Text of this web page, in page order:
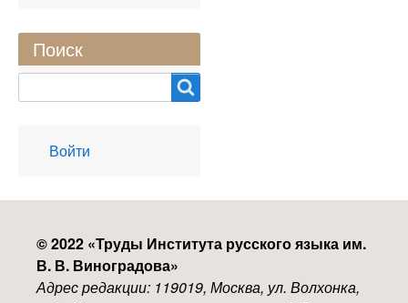
Поиск
User
account
Войти
© 2022 «Труды Института русского языка им.
В. В. Виноградова»
Адрес редакции: 119019, Москва, ул. Волхонка,